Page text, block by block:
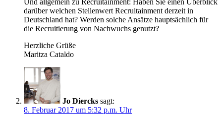
Und allgemein zu Recruitainment: Haben Sie einen Überblick
darüber welchen Stellenwert Recruitainment derzeit in
Deutschland hat? Werden solche Ansätze hauptsächlich für
die Recruitierung von Nachwuchs genutzt?
Herzliche Grüße
Maritza Cataldo
Jo Diercks sagt:
8. Februar 2017 um 5:32 p.m. Uhr